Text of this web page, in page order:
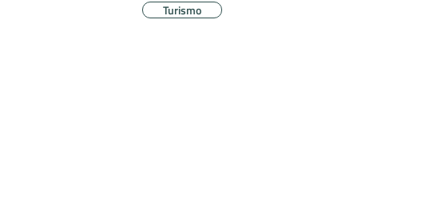
Turismo